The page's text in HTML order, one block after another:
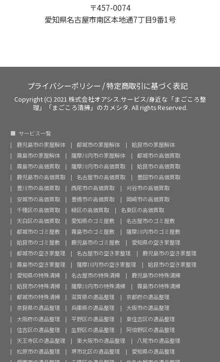
〒457-0074
愛知県名古屋市南区本地通7丁目9番1号
プライバシーポリシー /特定商取引に基づく表記
Copyright (C) 2021 株式会社オアシス.サービス/身近な「まごころ整
理」「まごころ清掃」のカメシタ. All rights Reserved.
サービス一覧
鹿児島市の家屋解体
都城市の家屋解体
姶良市の家屋解体
霧島市の家屋解体
薩摩川内市の家屋解体
都城市の高価買取
霧島市の高価買取
薩摩川内市の高価買取
姶良市の高価買取
鹿児島市の高価買取
名古屋市の高価買取
豊田市の高価買取
豊川市の高価買取
西尾市の高価買取
刈谷市の高価買取
安城市の高価買取
豊橋市の高価買取
岡崎市の高価買取
千種区の高価買取
緑区の高価買取
名東区の高価買取
天白区の高価買取
愛知県のゴミ屋敷
名古屋市のゴミ屋敷
都城市のゴミ屋敷
霧島市のゴミ屋敷
薩摩川内市のゴミ屋敷
姶良市のゴミ屋敷
鹿児島市のゴミ屋敷
愛知県の空き家整理
都城市の空き家整理
名古屋市の空き家整理
鹿児島市の空き家整理
霧島市の空き家整理
薩摩川内市の空き家整理
姶良市の空き家整理
愛知県の特殊清掃
名古屋市の特殊清掃
鹿児島市の特殊清掃
姶良市の特殊清掃
薩摩川内市の特殊清掃
霧島市の特殊清掃
都城市の特殊清掃
滋賀県の遺品整理
京都府の遺品整理
奈良県の遺品整理
兵庫県の遺品整理
大阪市の遺品整理
大阪府の遺品整理
平野区の遺品整理
東住吉区の遺品整理
住吉区の遺品整理
生野区の遺品整理
阿倍野区の遺品整理
天王寺区の遺品整理
東大阪市の遺品整理
八尾市の遺品整理
松原市の遺品整理
堺市北区の遺品整理
愛知県の遺品整理